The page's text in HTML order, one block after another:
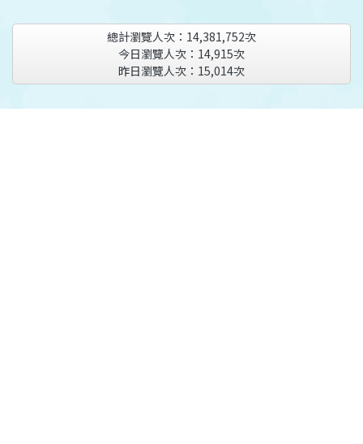
總計瀏覽人次： 14,381,752次
今日瀏覽人次： 14,915次
昨日瀏覽人次： 15,014次